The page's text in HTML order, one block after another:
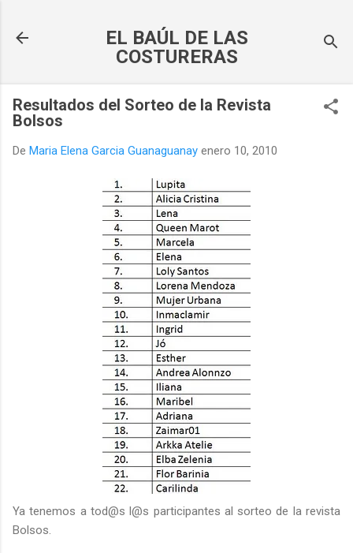
EL BAÚL DE LAS
COSTURERAS
Resultados del Sorteo de la Revista
Bolsos
De Maria Elena Garcia Guanaguanay enero 10, 2010
Ya tenemos a tod@s l@s participantes al sorteo de la revista
Bolsos.